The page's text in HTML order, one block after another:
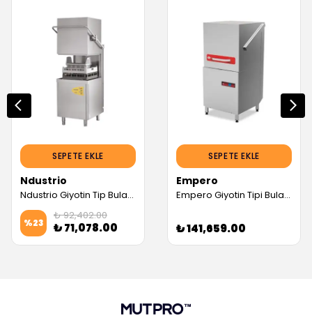
SEPETE EKLE
Ndustrio
Ndustrio Giyotin Tip Bulaşık Makinesi, Drenaj Pompalı, 1000 Tabak/Saat (Servis Garantili)
%23
₺ 92,402.00
₺ 71,078.00
SEPETE EKLE
Empero
Empero Giyotin Tipi Bulaşık Makinesi, Çift Çidarlı, 380 V (Servis Garantili)
₺ 141,659.00